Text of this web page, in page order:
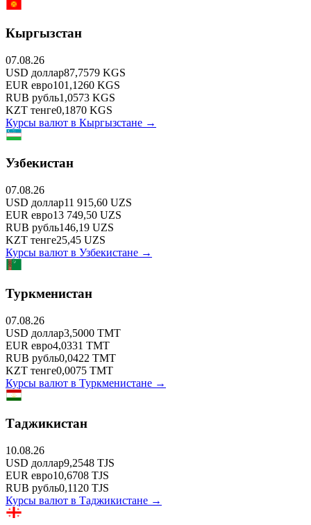
Кыргызстан
07.08.26
USD доллар87,7579 KGS
EUR евро101,1260 KGS
RUB рубль1,0573 KGS
KZT тенге0,1870 KGS
Курсы валют в Кыргызстане →
Узбекистан
07.08.26
USD доллар11 915,60 UZS
EUR евро13 749,50 UZS
RUB рубль146,19 UZS
KZT тенге25,45 UZS
Курсы валют в Узбекистане →
Туркменистан
07.08.26
USD доллар3,5000 TMT
EUR евро4,0331 TMT
RUB рубль0,0422 TMT
KZT тенге0,0075 TMT
Курсы валют в Туркменистане →
Таджикистан
10.08.26
USD доллар9,2548 TJS
EUR евро10,6708 TJS
RUB рубль0,1120 TJS
Курсы валют в Таджикистане →